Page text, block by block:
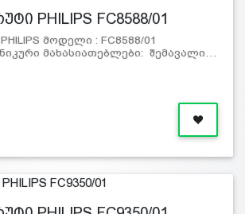
PHILIPS FC8588/01
მოდელი : FC8588/01
მახასიათებლები: შემავალი…